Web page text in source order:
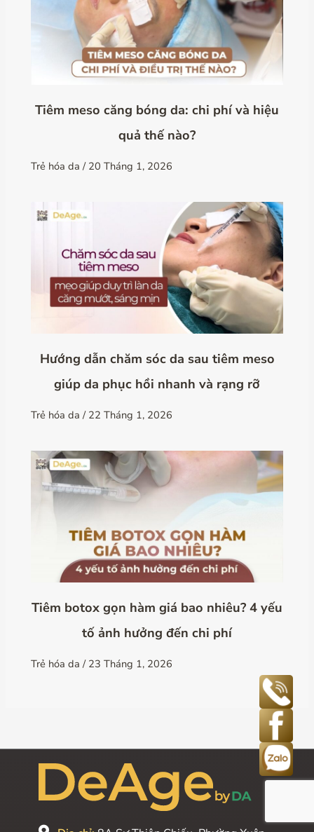
Tiêm meso căng bóng da: chi phí và hiệu
quả thế nào?
Trẻ hóa da / 20 Tháng 1, 2026
Hướng dẫn chăm sóc da sau tiêm meso
giúp da phục hồi nhanh và rạng rỡ
Trẻ hóa da / 22 Tháng 1, 2026
Tiêm botox gọn hàm giá bao nhiêu? 4 yếu
tố ảnh hưởng đến chi phí
Trẻ hóa da / 23 Tháng 1, 2026